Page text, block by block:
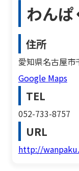
わん
住所
愛知県名古屋
Google Maps
TEL
052-733-8757
URL
http://